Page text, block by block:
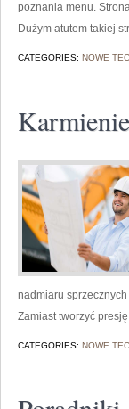
poznania menu.
Dużym atutem takiej
CATEGORIES: NOWE
nadmiaru
Zamiast tworzyć
CATEGORIES: NOWE